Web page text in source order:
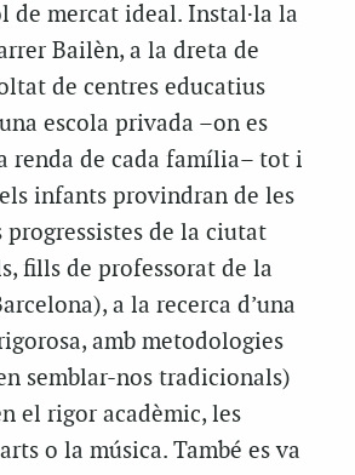
de mercat ideal. Instal·la la
Bailèn, a la dreta de
de centres educatius
escola privada –on es
renda de cada família– tot i
infants provindran de les
progressistes de la ciutat
fills de professorat de la
a la recerca d’una
amb metodologies
semblar-nos tradicionals)
el rigor acadèmic, les
o la música. També es va